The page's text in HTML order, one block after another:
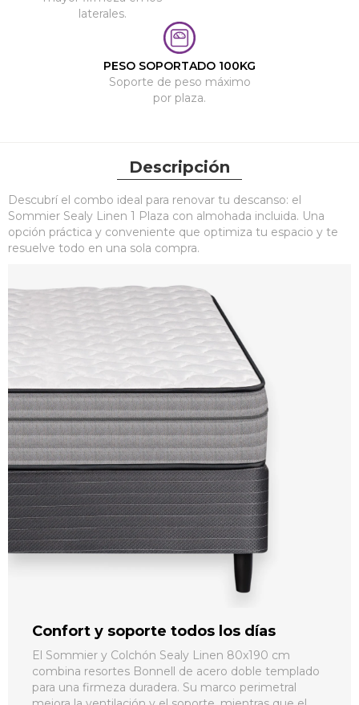
laterales.
PESO SOPORTADO 100KG
Soporte de peso máximo
por plaza.
Descripción
Descubrí el combo ideal para renovar tu descanso: el
Sommier Sealy Linen 1 Plaza con almohada incluida. Una
opción práctica y conveniente que optimiza tu espacio y te
resuelve todo en una sola compra.
Confort y soporte todos los días
El Sommier y Colchón Sealy Linen 80x190 cm
combina resortes Bonnell de acero doble templado
para una firmeza duradera. Su marco perimetral